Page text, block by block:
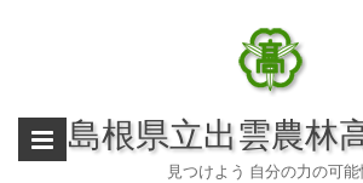
島根県立出雲農林
見つけよう 自分の力の可能